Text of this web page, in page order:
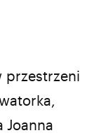
przestrzeni
Joanna